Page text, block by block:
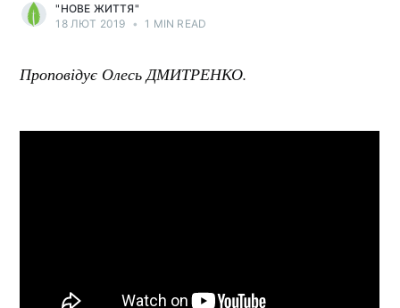
"НОВЕ ЖИТТЯ"
18 ЛЮТ 2019 • 1 MIN READ
Проповідує Олесь ДМИТРЕНКО.